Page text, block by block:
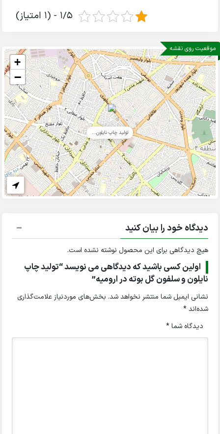
1/5 - (1 امتیاز)
موقعیت روی نقشه
تولید چاپ نایلون...
+
−
دیدگاه خود را بیان کنید
هیچ دیدگاهی برای این محصول نوشته نشده است.
اولین کسی باشید که دیدگاهی می نویسد “تولید چاپ
نایلون و سلفون گل بوته در ارومیه”
نشانی ایمیل شما منتشر نخواهد شد. بخش‌های موردنیاز علامت‌گذاری
شده‌اند*
دیدگاه شما*